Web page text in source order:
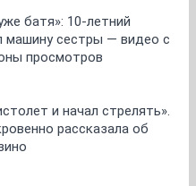
батя»: 10-летний
машину сестры — видео с
просмотров
и начал стрелять».
рассказала об